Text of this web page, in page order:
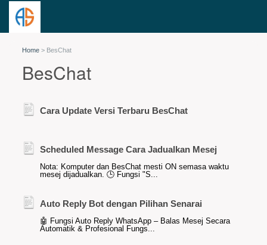
Home > BesChat
BesChat
Cara Update Versi Terbaru BesChat
Scheduled Message Cara Jadualkan Mesej
Nota: Komputer dan BesChat mesti ON semasa waktu
mesej dijadualkan. 🕒 Fungsi "S...
Auto Reply Bot dengan Pilihan Senarai
🤖 Fungsi Auto Reply WhatsApp – Balas Mesej Secara
Automatik & Profesional Fungs...